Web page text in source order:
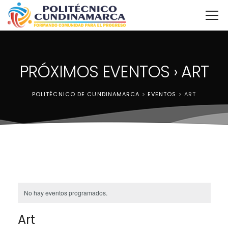
PRÓXIMOS EVENTOS › ART
POLITÉCNICO DE CUNDINAMARCA > EVENTOS > ART
No hay eventos programados.
Art